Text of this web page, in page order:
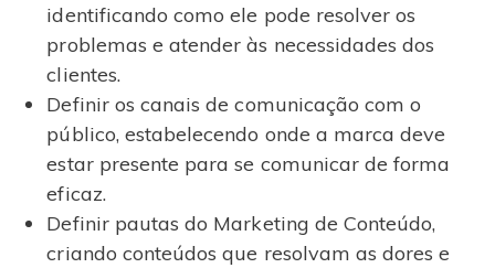
identificando como ele pode resolver os
problemas e atender às necessidades dos
clientes.
Definir os canais de comunicação com o
público, estabelecendo onde a marca deve
estar presente para se comunicar de forma
eficaz.
Definir pautas do Marketing de Conteúdo,
criando conteúdos que resolvam as dores e